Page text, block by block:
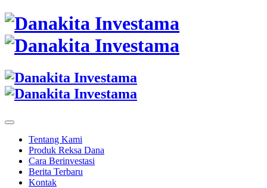
Tentang Kami
Produk Reksa Dana
Cara Berinvestasi
Berita Terbaru
Kontak